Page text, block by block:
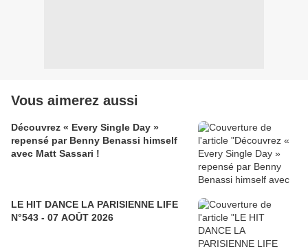
Vous aimerez aussi
Découvrez « Every Single Day »
repensé par Benny Benassi himself
avec Matt Sassari !
LE HIT DANCE LA PARISIENNE LIFE
N°543 - 07 AOÛT 2026